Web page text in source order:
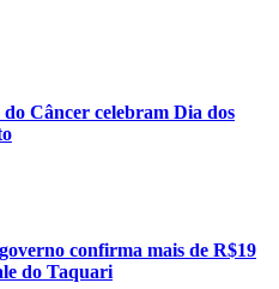
Câncer celebram Dia dos
confirma mais de R$19
do Taquari